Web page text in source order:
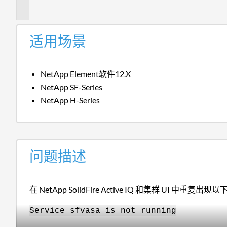
适用场景
NetApp Element软件12.X
NetApp SF-Series
NetApp H-Series
问题描述
在 NetApp SolidFire Active IQ 和集群 UI 中重复出现以下
Service sfvasa is not running